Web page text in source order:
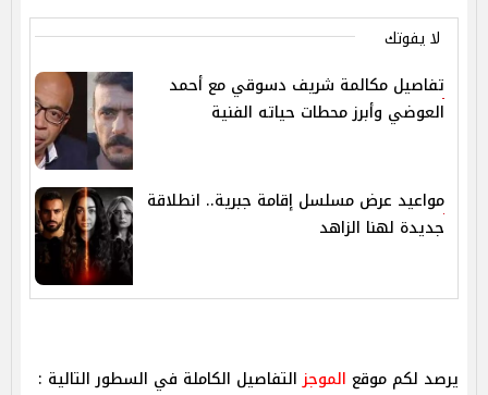
لا يفوتك
تفاصيل مكالمة شريف دسوقي مع أحمد
العوضي وأبرز محطات حياته الفنية
مواعيد عرض مسلسل إقامة جبرية.. انطلاقة
جديدة لهنا الزاهد
يرصد لكم موقع الموجزالتفاصيل الكاملة في السطور التالية :